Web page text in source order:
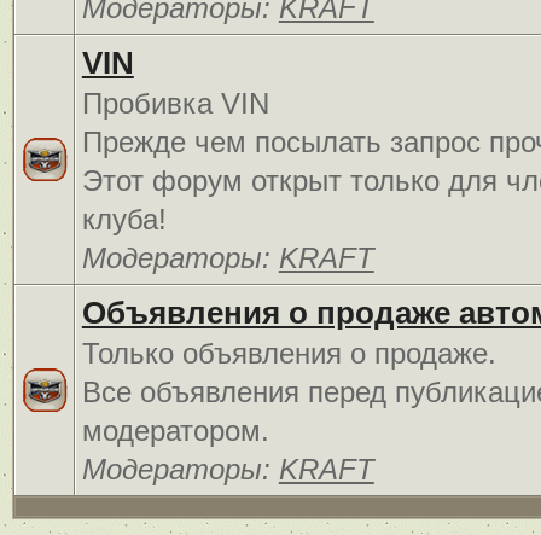
Модераторы: KRAFT
VIN
Пробивка VIN
Прежде чем посылать запрос
Этот форум открыт только для
клуба!
Модераторы: KRAFT
Объявления о продаже
Только объявления о продаже.
Все объявления перед
модератором.
Модераторы: KRAFT